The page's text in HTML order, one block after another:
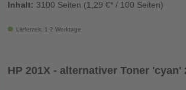
Inhalt: 3100 Seiten (1,29 €* / 100 Seiten)
Lieferzeit: 1-2 Werktage
HP 201X - alternativer Toner